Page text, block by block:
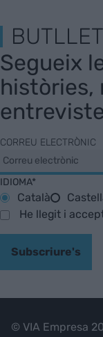
Segueix
històries,
CORREU ELECTRÒNIC
IDIOMA*
Català
He llegit i
Subscriure's
© VIA Empresa